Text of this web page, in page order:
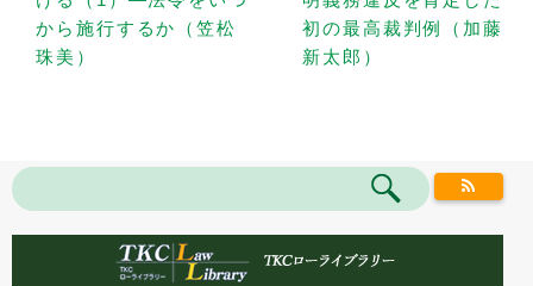
から施行するか（笠松
珠美）
初の最高裁判例（加藤
新太郎）